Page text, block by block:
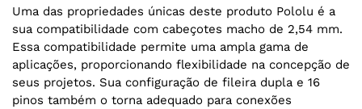
Uma das propriedades únicas deste produto Pololu é a
sua compatibilidade com cabeçotes macho de 2,54 mm.
Essa compatibilidade permite uma ampla gama de
aplicações, proporcionando flexibilidade na concepção de
seus projetos. Sua configuração de fileira dupla e 16
pinos também o torna adequado para conexões